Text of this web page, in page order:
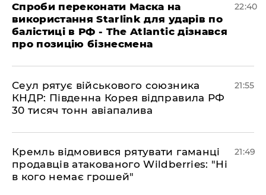
​Спроби переконати Маска на
використання Starlink для ударів по
балістиці в РФ - The Atlantic дізнався
про позицію бізнесмена
22:40
​Сеул рятує військового союзника
КНДР: Південна Корея відправила РФ
30 тисяч тонн авіапалива
21:55
​Кремль відмовився рятувати гаманці
продавців атакованого Wildberries: "Ні
в кого немає грошей"
21:49